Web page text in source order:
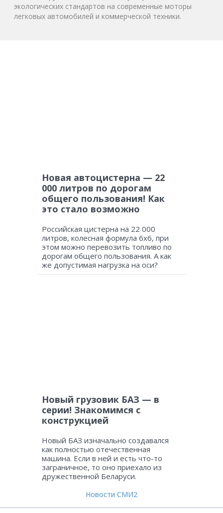
экологических стандартов на современные моторы
легковых автомобилей и коммерческой техники.
Новая автоцистерна — 22
000 литров по дорогам
общего пользования! Как
это стало возможно
Российская цистерна на 22 000
литров, колесная формула 6х6, при
этом можно перевозить топливо по
дорогам общего пользования. А как
же допустимая нагрузка на оси?
Новый грузовик БАЗ — в
серии! Знакомимся с
конструкцией
Новый БАЗ изначально создавался
как полностью отечественная
машина. Если в ней и есть что-то
заграничное, то оно приехало из
дружественной Беларуси.
Новости СМИ2